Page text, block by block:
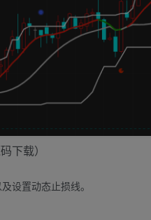
下载）
设置动态止损线。